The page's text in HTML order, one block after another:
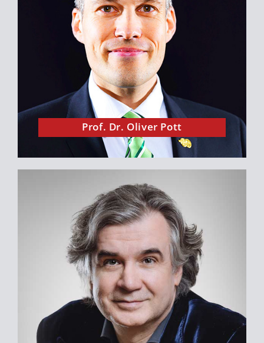
Prof. Dr. Oliver Pott
Oliver Pott ist einer der weitsichtigsten
Online Business Pioniere Deutschlands und
mein Mentor in Sachen Unternehmertum.
Bei der Arbeit mit ihm habe ich mehr
gelernt als in meinem gesamten Studium.
Hermann Scherer begeistert mich. Als Autor,
Redner und Unternehmer ist er ein echtes
Vorbild. Alles was er anfasst wird zu Gold.
Ihm bei der Arbeit zuzuschauen, bedeutet
immer etwas Neues zu lernen.